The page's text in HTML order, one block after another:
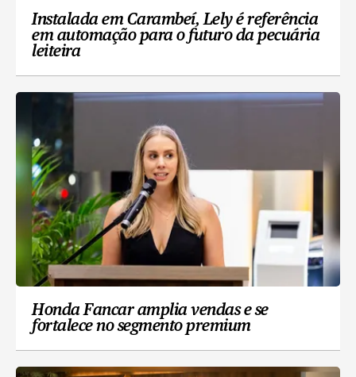
Instalada em Carambeí, Lely é referência
em automação para o futuro da pecuária
leiteira
Honda Fancar amplia vendas e se
fortalece no segmento premium